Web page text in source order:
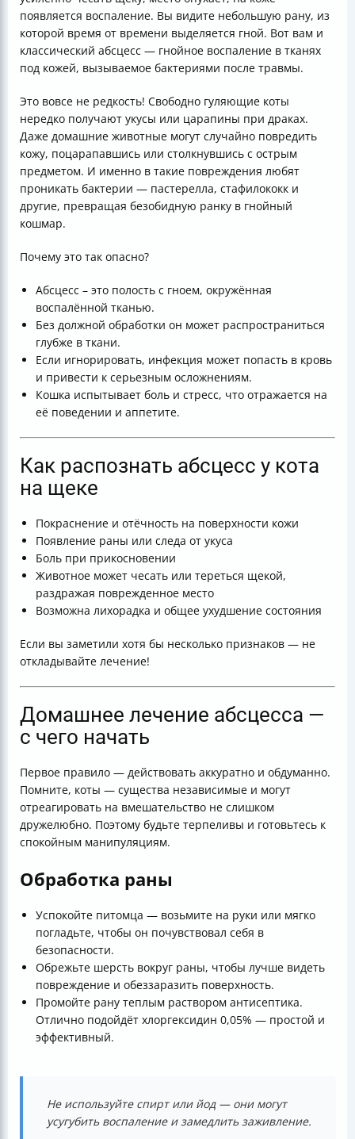
появляется воспаление. Вы видите небольшую рану, из
которой время от времени выделяется гной. Вот вам и
классический абсцесс — гнойное воспаление в тканях
под кожей, вызываемое бактериями после травмы.
Это вовсе не редкость! Свободно гуляющие коты
нередко получают укусы или царапины при драках.
Даже домашние животные могут случайно повредить
кожу, поцарапавшись или столкнувшись с острым
предметом. И именно в такие повреждения любят
проникать бактерии — пастерелла, стафилококк и
другие, превращая безобидную ранку в гнойный
кошмар.
Почему это так опасно?
Абсцесс – это полость с гноем, окружённая
воспалённой тканью.
Без должной обработки он может распространиться
глубже в ткани.
Если игнорировать, инфекция может попасть в кровь
и привести к серьезным осложнениям.
Кошка испытывает боль и стресс, что отражается на
её поведении и аппетите.
Как распознать абсцесс у кота
на щеке
Покраснение и отёчность на поверхности кожи
Появление раны или следа от укуса
Боль при прикосновении
Животное может чесать или тереться щекой,
раздражая поврежденное место
Возможна лихорадка и общее ухудшение состояния
Если вы заметили хотя бы несколько признаков — не
откладывайте лечение!
Домашнее лечение абсцесса —
с чего начать
Первое правило — действовать аккуратно и обдуманно.
Помните, коты — существа независимые и могут
отреагировать на вмешательство не слишком
дружелюбно. Поэтому будьте терпеливы и готовьтесь к
спокойным манипуляциям.
Обработка раны
Успокойте питомца — возьмите на руки или мягко
погладьте, чтобы он почувствовал себя в
безопасности.
Обрежьте шерсть вокруг раны, чтобы лучше видеть
повреждение и обеззаразить поверхность.
Промойте рану теплым раствором антисептика.
Отлично подойдёт хлоргексидин 0,05% — простой и
эффективный.
Не используйте спирт или йод — они могут
усугубить воспаление и замедлить заживление.